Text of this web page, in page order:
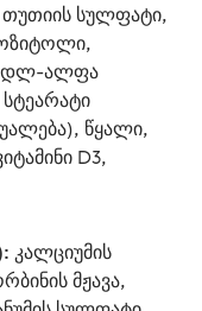
სულფატი,
(დლ-ალფა
წყალი,
D3,
კალციუმის
მჟავა,